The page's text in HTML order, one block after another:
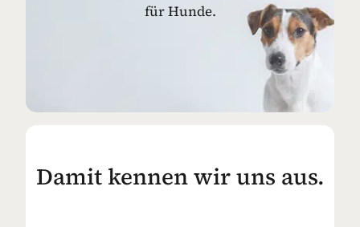
für Hunde.
Damit kennen wir uns aus.